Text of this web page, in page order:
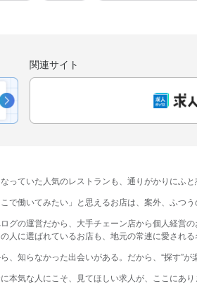
関連サイト
っていた​人気の​レストランも、通りが​かりに​ふと​
こで​働いてみたい」と​思える​お店は、​案外、​ふつう
グの運営だから、大手チェーン店から個人経営の
人に選ばれているお店も、地元の常連に愛される
、​知らなかった​出会いが​ある。 だから、​“探す”が​
本気な​人に​こそ、​
見て​ほしい​求人が、​ここに​あり